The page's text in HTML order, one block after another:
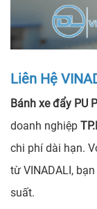
Liên Hệ
Bánh xe đẩy PU
doanh nghiệp
chi phí dài hạn.
từ VINADALI,
suất.